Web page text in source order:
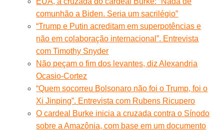
comunhão a Biden. Seria um sacrilégio”
“Trump e Putin acreditam em superpotências e
não em colaboração internacional”. Entrevista
com Timothy Snyder
Não peçam o fim dos levantes, diz Alexandria
Ocasio-Cortez
“Quem socorreu Bolsonaro não foi o Trump, foi o
Xi Jinping”. Entrevista com Rubens Ricupero
O cardeal Burke inicia a cruzada contra o Sínodo
sobre a Amazônia, com base em um documento